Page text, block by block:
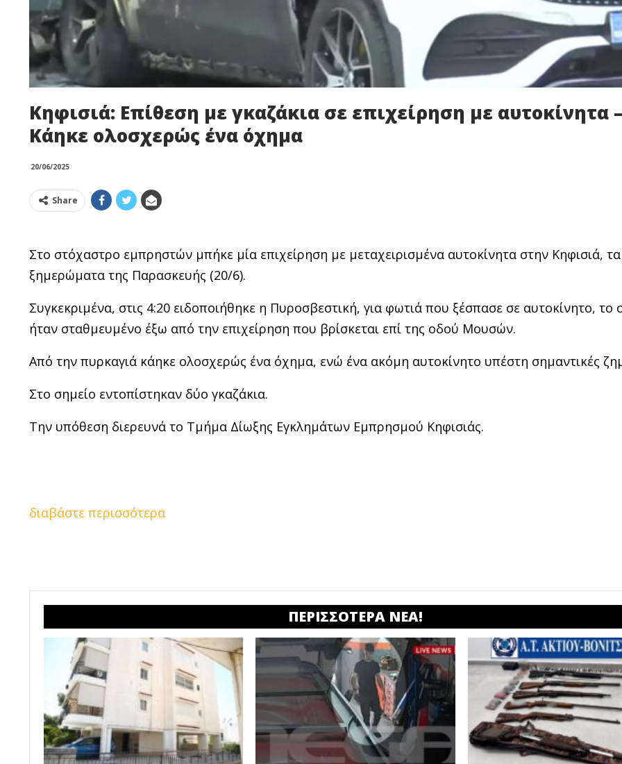
Κηφισιά: Επίθεση με γκαζάκια σε επιχείρηση με αυτοκίνητα –
Κάηκε ολοσχερώς ένα όχημα
20/06/2025
Share
Στο στόχαστρο εμπρηστών μπήκε μία επιχείρηση με μεταχειρισμένα αυτοκίνητα στην Κηφισιά, τα
ξημερώματα της Παρασκευής (20/6).
Συγκεκριμένα, στις 4:20 ειδοποιήθηκε η Πυροσβεστική, για φωτιά που ξέσπασε σε αυτοκίνητο, το
ήταν σταθμευμένο έξω από την επιχείρηση που βρίσκεται επί της οδού Μουσών.
Από την πυρκαγιά κάηκε ολοσχερώς ένα όχημα, ενώ ένα ακόμη αυτοκίνητο υπέστη σημαντικές
Στο σημείο εντοπίστηκαν δύο γκαζάκια.
Την υπόθεση διερευνά το Τμήμα Δίωξης Εγκλημάτων Εμπρησμού Κηφισιάς.
διαβάστε περισσότερα
ΠΕΡΙΣΣΟΤΕΡΑ ΝΕΑ!